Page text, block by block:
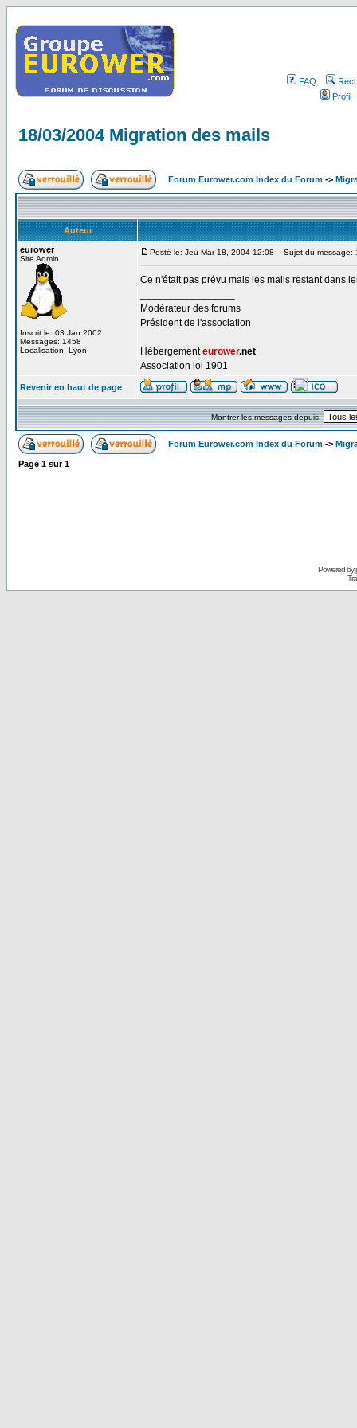
FAQ
Profil
18/03/2004 Migration des mails
Forum Eurower.com Index du Forum ->
Auteur
eurower
Site Admin
Inscrit le: 03 Jan 2002
Messages: 1458
Localisation: Lyon
Posté le: Jeu Mar 18, 2004 12:08 Sujet du message:
Ce n'était pas prévu mais les mails restant dans
Modérateur des forums
Président de l'association
Hébergementeurower.net
Association loi 1901
Revenir en haut de page
Montrer les messages depuis:
Forum Eurower.com Index du Forum ->
Page 1 sur1
Powered by